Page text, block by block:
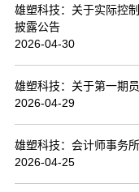
雄塑科技：关于实际控
披露公告
2026-04-30
雄塑科技：关于第一期
2026-04-29
雄塑科技：会计师事务
2026-04-25